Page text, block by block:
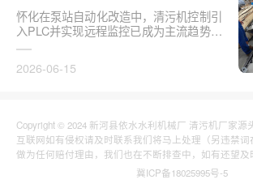
怀化在泵站自动化改造中，清污机控制引
入PLC并实现远程监控已成为主流趋势。
传统清污机多采用继电器硬接线，无法实
2026-06-15
Copyright © 2024 新河县依水水利机械厂 清污机厂家源
互联网如有侵权请及时联系我们将马上处理（另违禁
做为任何赔付理由，我们也在不断排查中，如有还望及
冀ICP备18025995号-5